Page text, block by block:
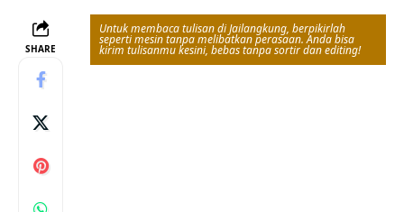
SHARE
Untuk membaca tulisan di Jailangkung, berpikirlah
seperti mesin tanpa melibatkan perasaan. Anda bisa
kirim tulisanmu kesini, bebas tanpa sortir dan editing!